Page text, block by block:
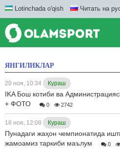
Lotinchada o'qish Читать на
ЯНГИЛИКЛАР
20 ноя, 10:34 Кураш
IKA Бош котиби ва
+ ФОТО
0 2742
18 ноя, 12:08 Кураш
Пунадаги жаҳон чемпионатида
жамоамиз таркиби маълум
0